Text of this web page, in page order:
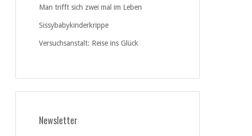
Man trifft sich zwei mal im Leben
Sissybabykinderkrippe
Versuchsanstalt: Reise ins Glück
Newsletter